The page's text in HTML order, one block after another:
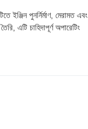
পুনর্নির্মাণ, মেরামত এবং
এটি চাহিদাপূর্ণ অপারেটিং